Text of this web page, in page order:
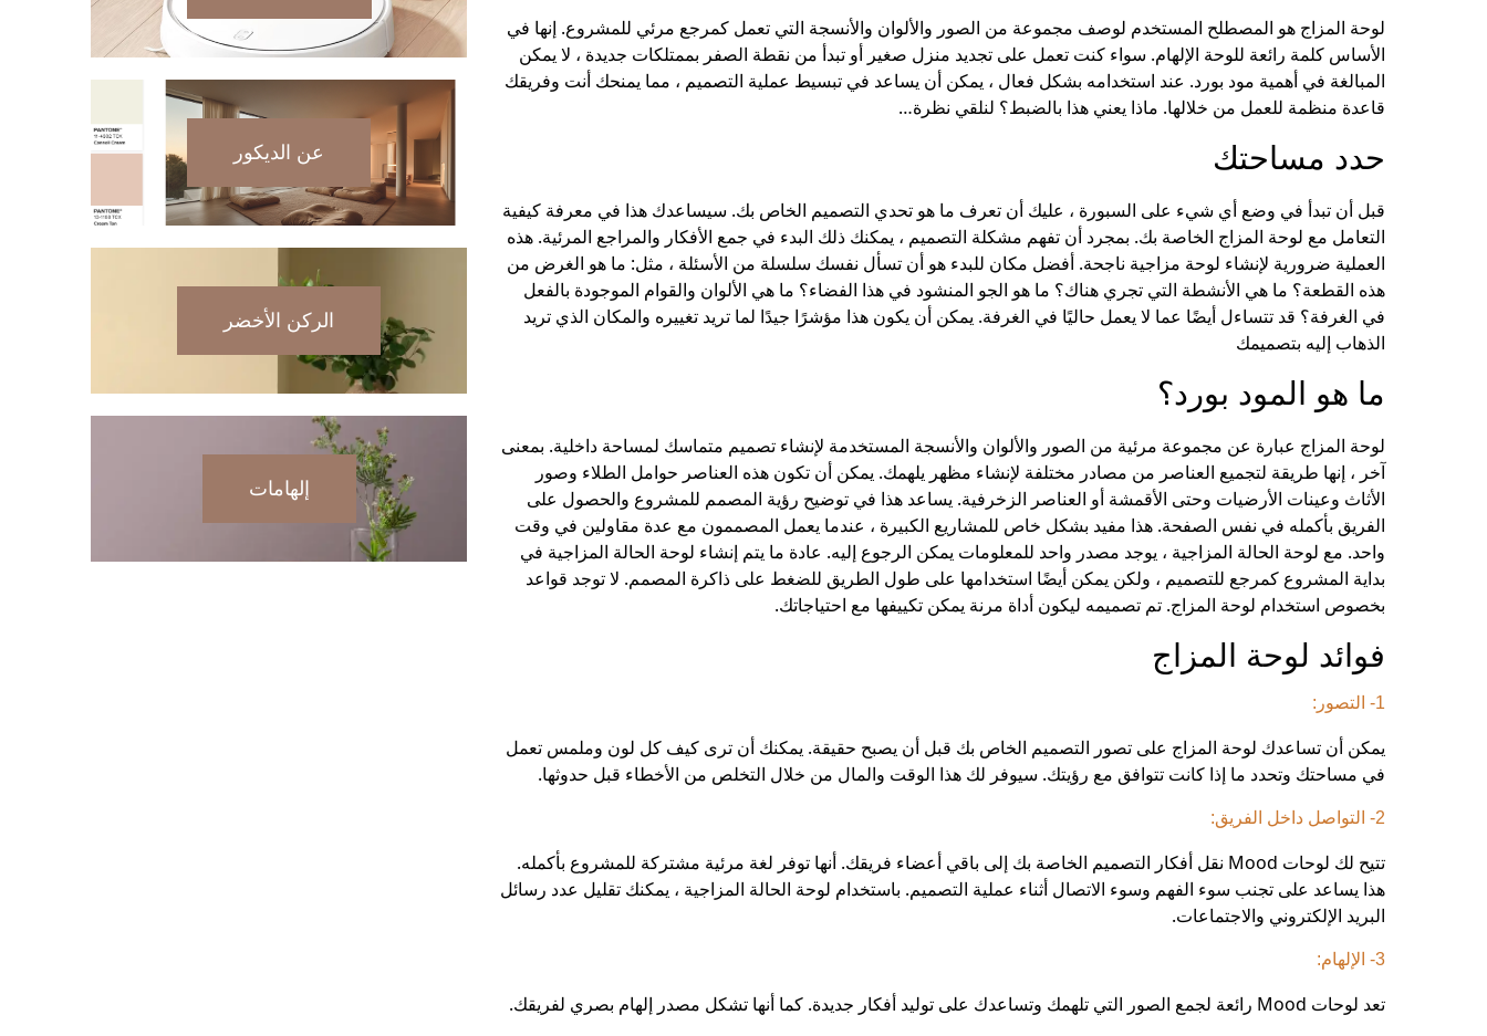
لوحة المزاج هو المصطلح المستخدم لوصف مجموعة من الصور والألوان والأنسجة التي تعمل كمرجع مرئي للمشروع. إنها في
الأساس كلمة رائعة للوحة الإلهام. سواء كنت تعمل على تجديد منزل صغير أو تبدأ من نقطة الصفر بممتلكات جديدة ، لا يمكن
المبالغة في أهمية مود بورد. عند استخدامه بشكل فعال ، يمكن أن يساعد في تبسيط عملية التصميم ، مما يمنحك أنت وفريقك
قاعدة منظمة للعمل من خلالها. ماذا يعني هذا بالضبط؟ لنلقي نظرة…
حدد مساحتك
قبل أن تبدأ في وضع أي شيء على السبورة ، عليك أن تعرف ما هو تحدي التصميم الخاص بك. سيساعدك هذا في معرفة كيفية
التعامل مع لوحة المزاج الخاصة بك. بمجرد أن تفهم مشكلة التصميم ، يمكنك ذلك البدء في جمع الأفكار والمراجع المرئية. هذه
العملية ضرورية لإنشاء لوحة مزاجية ناجحة. أفضل مكان للبدء هو أن تسأل نفسك سلسلة من الأسئلة ، مثل: ما هو الغرض من
هذه القطعة؟ ما هي الأنشطة التي تجري هناك؟ ما هو الجو المنشود في هذا الفضاء؟ ما هي الألوان والقوام الموجودة بالفعل
في الغرفة؟ قد تتساءل أيضًا عما لا يعمل حاليًا في الغرفة. يمكن أن يكون هذا مؤشرًا جيدًا لما تريد تغييره والمكان الذي تريد
الذهاب إليه بتصميمك
ما هو المود بورد؟
لوحة المزاج عبارة عن مجموعة مرئية من الصور والألوان والأنسجة المستخدمة لإنشاء تصميم متماسك لمساحة داخلية. بمعنى
آخر ، إنها طريقة لتجميع العناصر من مصادر مختلفة لإنشاء مظهر يلهمك. يمكن أن تكون هذه العناصر حوامل الطلاء وصور
الأثاث وعينات الأرضيات وحتى الأقمشة أو العناصر الزخرفية. يساعد هذا في توضيح رؤية المصمم للمشروع والحصول على
الفريق بأكمله في نفس الصفحة. هذا مفيد بشكل خاص للمشاريع الكبيرة ، عندما يعمل المصممون مع عدة مقاولين في وقت
واحد. مع لوحة الحالة المزاجية ، يوجد مصدر واحد للمعلومات يمكن الرجوع إليه. عادة ما يتم إنشاء لوحة الحالة المزاجية في
بداية المشروع كمرجع للتصميم ، ولكن يمكن أيضًا استخدامها على طول الطريق للضغط على ذاكرة المصمم. لا توجد قواعد
بخصوص استخدام لوحة المزاج. تم تصميمه ليكون أداة مرنة يمكن تكييفها مع احتياجاتك.
فوائد لوحة المزاج
1- التصور:
يمكن أن تساعدك لوحة المزاج على تصور التصميم الخاص بك قبل أن يصبح حقيقة. يمكنك أن ترى كيف كل لون وملمس تعمل
في مساحتك وتحدد ما إذا كانت تتوافق مع رؤيتك. سيوفر لك هذا الوقت والمال من خلال التخلص من الأخطاء قبل حدوثها.
2- التواصل داخل الفريق:
تتيح لك لوحات Mood نقل أفكار التصميم الخاصة بك إلى باقي أعضاء فريقك. أنها توفر لغة مرئية مشتركة للمشروع بأكمله.
هذا يساعد على تجنب سوء الفهم وسوء الاتصال أثناء عملية التصميم. باستخدام لوحة الحالة المزاجية ، يمكنك تقليل عدد رسائل
البريد الإلكتروني والاجتماعات.
3- الإلهام:
تعد لوحات Mood رائعة لجمع الصور التي تلهمك وتساعدك على توليد أفكار جديدة. كما أنها تشكل مصدر إلهام بصري لفريقك.
عن الديكور
الركن الأخضر
إلهامات